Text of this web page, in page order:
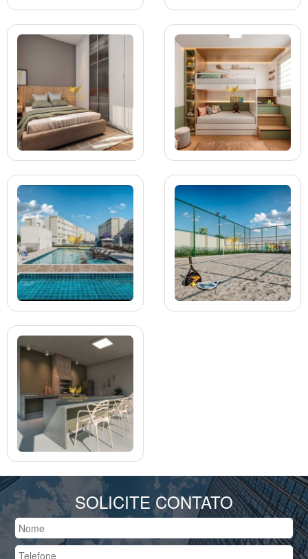
SOLICITE CONTATO